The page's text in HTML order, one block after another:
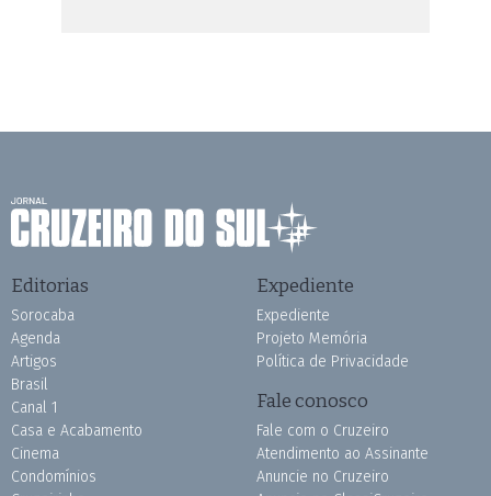
Editorias
Sorocaba
Agenda
Artigos
Brasil
Canal 1
Casa e Acabamento
Cinema
Condomínios
Expediente
Expediente
Projeto Memória
Política de Privacidade
Fale conosco
Fale com o Cruzeiro
Atendimento ao Assinante
Anuncie no Cruzeiro